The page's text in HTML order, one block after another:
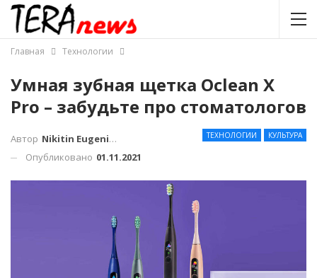
Главная Технологии
Умная зубная щетка Oclean X
Pro – забудьте про стоматологов
ТЕХНОЛОГИИ КУЛЬТУРА
Автор Nikitin Eugenius
Опубликовано 01.11.2021